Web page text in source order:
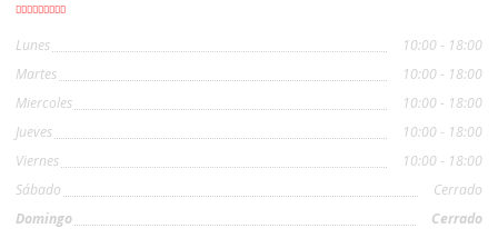
Lunes
10:00 - 18:00
Martes
10:00 - 18:00
Miercoles
10:00 - 18:00
Jueves
10:00 - 18:00
Viernes
10:00 - 18:00
Sábado
Cerrado
Domingo
Cerrado